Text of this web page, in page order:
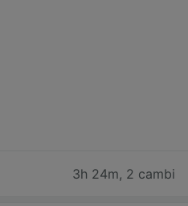
3h 24m, 2 cambi